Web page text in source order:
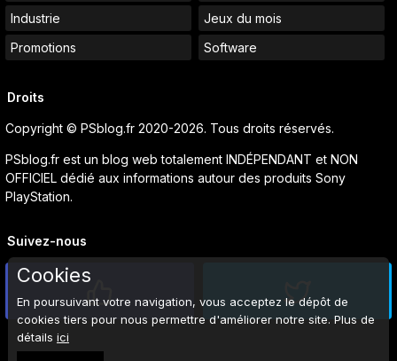
Industrie
Jeux du mois
Promotions
Software
Droits
Copyright © PSblog.fr 2020-2026. Tous droits réservés.
PSblog.fr est un blog web totalement INDÉPENDANT et NON
OFFICIEL dédié aux informations autour des produits Sony
PlayStation.
Suivez-nous
Cookies
En poursuivant votre navigation, vous acceptez le dépôt de
cookies tiers pour nous permettre d'améliorer notre site. Plus de
détails ici